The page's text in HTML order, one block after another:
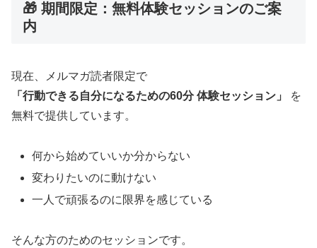
🎁 期間限定：無料体験セッションのご案
内
現在、メルマガ読者限定で
「行動できる自分になるための60分 体験セッション」
を
無料で提供しています。
何から始めていいか分からない
変わりたいのに動けない
一人で頑張るのに限界を感じている
そんな方のためのセッションです。